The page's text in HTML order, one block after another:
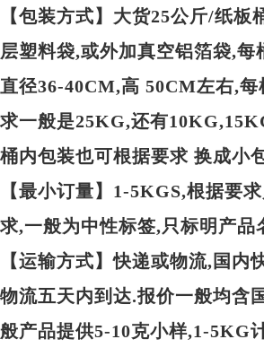
【包装方式】大货25公斤/纸板
层塑料袋,或外加真空铝箔袋,每
直径36-40CM,高 50CM左右,
求一般是25KG,还有
桶内包装也可根据要求 换成小
【最小订量】1-5KGS,根据要
求,一般为中性标签,只标明产品
【运输方式】快递或物流,国内
物流五天内到达.报价一般均含
般产品提供5-10克小样,1-5KG